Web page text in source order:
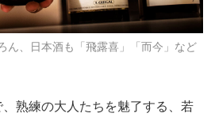
ん、日本酒も「飛露喜」「而今」など
熟練の大人たちを魅了する、若